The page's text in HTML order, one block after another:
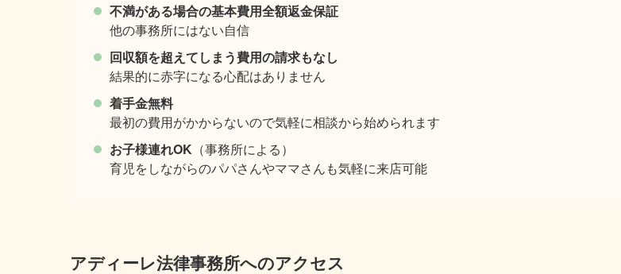
不満がある場合の基本費用全額返金保証
他の事務所にはない自信
回収額を超えてしまう費用の請求もなし
結果的に赤字になる心配はありません
着手金無料
最初の費用がかからないので気軽に相談から始められます
お子様連れOK （事務所による）
育児をしながらのパパさんやママさんも気軽に来店可能
アディーレ法律事務所へのアクセス